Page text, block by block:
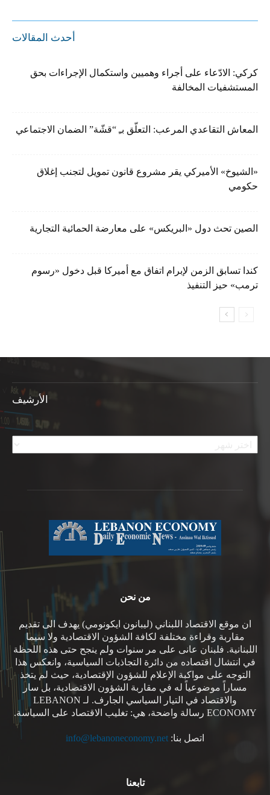
أحدث المقالات
كركي: الادّعاء على أجراء وهميين واستكمال الإجراءات بحق
المستشفيات المخالفة
المعاش التقاعدي المرعب: التعلّق بـِ “قشّة” الضمان الاجتماعي
«الشيوخ» الأميركي يقر مشروع قانون تمويل لتجنب إغلاق
حكومي
الصين تحث دول «البريكس» على معارضة الحمائية التجارية
كندا تسابق الزمن لإبرام اتفاق مع أميركا قبل دخول «رسوم
ترمب» حيز التنفيذ
الأرشيف
الأرشيف
من نحن
ان موقع الاقتصاد اللبناني (ليبانون ايكونومي) يهدف الى تقديم
مقاربة وقراءة مختلفة لكافة الشؤون الاقتصادية ولا سيما
اللبنانية. فلبنان عانى على مر سنوات ولم ينجح حتى هذه اللحظة
في انتشال اقتصاده من دائرة التجاذبات السياسية، وانعكس هذا
التوجه على مواكبة الإعلام للشؤون الإقتصادية، حيث لم يتخذ
مساراً موضوعياً له في مقاربة الشؤون الاقتصادية، بل سار
والاقتصاد في التيار السياسي الجارف. لـ LEBANON
ECONOMY رسالة واضحة، هي: تغليب الاقتصاد على السياسة.
اتصل بنا: info@lebanoneconomy.net
تابعنا